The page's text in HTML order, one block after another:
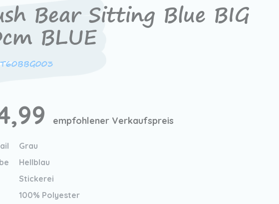
Bear Sitting Blue BIG
BLUE
empfohlener Verkaufspreis
Grau
Hellblau
Stickerei
100% Polyester